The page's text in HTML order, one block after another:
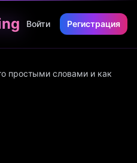
Войти Регистрация
простыми словами и как